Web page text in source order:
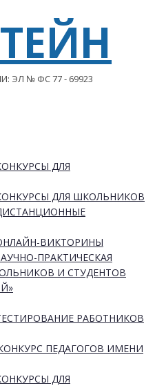
ЭЛ № ФС 77 - 69923
ДЛЯ
ДЛЯ ШКОЛЬНИКОВ
ВИКТОРИНЫ
ПРАКТИЧЕСКАЯ
И СТУДЕНТОВ
РАБОТНИКОВ
ПЕДАГОГОВ ИМЕНИ
ДЛЯ